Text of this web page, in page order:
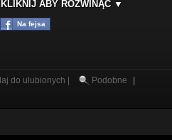
ABY ROZWINĄĆ ▼
Na fejsa
do ulubionych | Podobne